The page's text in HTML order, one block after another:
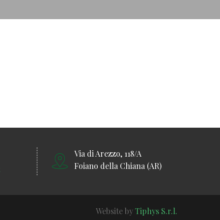
Via di Arezzo, 118/A
Foiano della Chiana (AR)
Website byTiphys S.r.l.